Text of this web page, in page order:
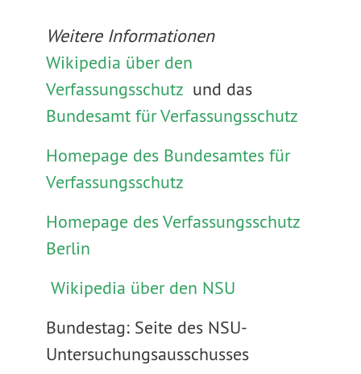
Weitere Informationen
Wikipedia über den
Verfassungsschutz und das
Bundesamt für Verfassungsschutz
Homepage des Bundesamtes für
Verfassungsschutz
Homepage des Verfassungsschutz
Berlin
Wikipedia über den NSU
Bundestag: Seite des NSU-
Untersuchungsausschusses